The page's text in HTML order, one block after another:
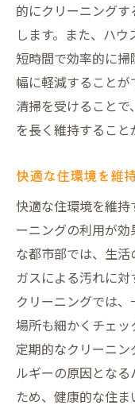
的にクリーニング
します。また、ハウ
短時間で効率的に
幅に軽減すること
清掃を受けること
を長く維持すること
快適な住環境を維
快適な住環境を維
ーニングの利用が
な都市部では、生
ガスによる汚れに
クリーニングでは
場所も細かくチェッ
定期的なクリーニ
ルギーの原因とな
ため、健康的な住